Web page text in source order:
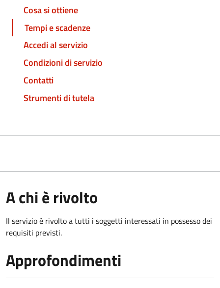
Cosa si ottiene
Tempi e scadenze
Accedi al servizio
Condizioni di servizio
Contatti
Strumenti di tutela
A chi è rivolto
Il servizio è rivolto a tutti i soggetti interessati in possesso dei
requisiti previsti.
Approfondimenti